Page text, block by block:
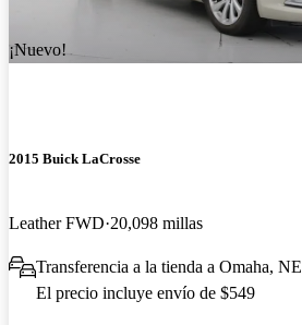
¡Nuevo!
2015 Buick LaCrosse
Leather FWD 20,098 millas
Transferencia a la tienda a Omaha, NE
El precio incluye envío de $549